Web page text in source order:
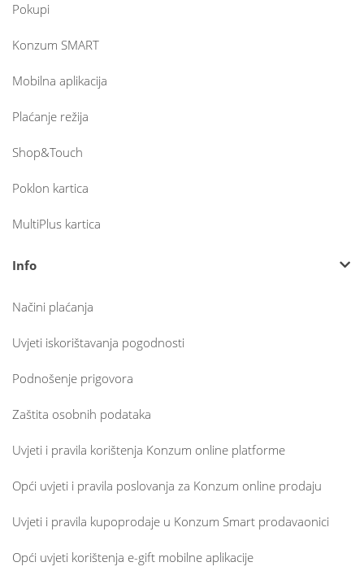
Pokupi
Konzum SMART
Mobilna aplikacija
Plaćanje režija
Shop&Touch
Poklon kartica
MultiPlus kartica
Info
Načini plaćanja
Uvjeti iskorištavanja pogodnosti
Podnošenje prigovora
Zaštita osobnih podataka
Uvjeti i pravila korištenja Konzum online platforme
Opći uvjeti i pravila poslovanja za Konzum online prodaju
Uvjeti i pravila kupoprodaje u Konzum Smart prodavaonici
Opći uvjeti korištenja e-gift mobilne aplikacije